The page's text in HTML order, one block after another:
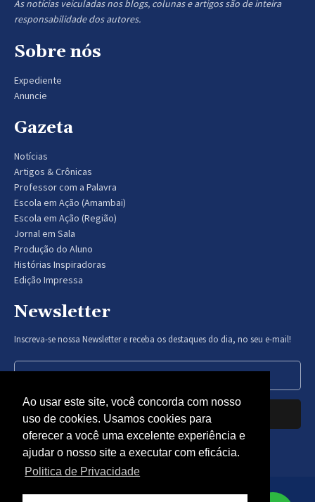
As notícias veiculadas nos blogs, colunas e artigos são de inteira
responsabilidade dos autores.
Sobre nós
Expediente
Anuncie
Gazeta
Notícias
Artigos & Crônicas
Professor com a Palavra
Escola em Ação (Amambai)
Escola em Ação (Região)
Jornal em Sala
Produção do Aluno
Histórias Inspiradoras
Edição Impressa
Newsletter
Inscreva-se nossa Newsletter e receba os destaques do dia, no seu e-mail!
Inscrever-se
Nós respeitamos sua privacidade.
Ao usar este site, você concorda com nosso
uso de cookies. Usamos cookies para
oferecer a você uma excelente experiência e
ajudar o nosso site a executar com eficácia.
Politica de Privacidade